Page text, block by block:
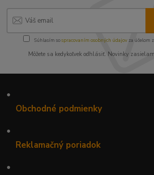
Súhlasím sospracovaním osobných údajov za účelom
Môžete sa kedykoľvek odhlásiť. Novinky
•
Obchodné podmienky
•
Reklamačný poriadok
•